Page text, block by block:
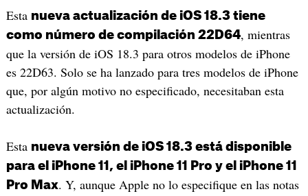
Esta nueva actualización de iOS 18.3 tiene
como número de compilación 22D64, mientras
que la versión de iOS 18.3 para otros modelos de iPhone
es 22D63. Solo se ha lanzado para tres modelos de iPhone
que, por algún motivo no especificado, necesitaban esta
actualización.
Esta nueva versión de iOS 18.3 está disponible
para el iPhone 11, el iPhone 11 Pro y el iPhone 11
Pro Max. Y, aunque Apple no lo especifique en las notas